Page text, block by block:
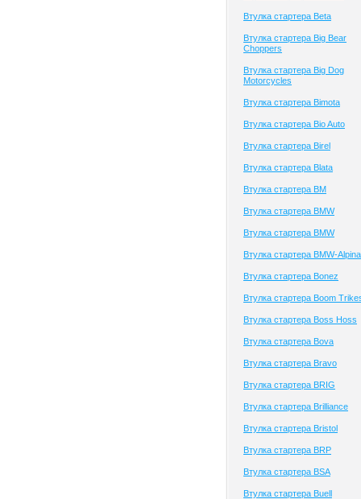
Втулка стартера Beta
Втулка стартера Big Bear
Choppers
Втулка стартера Big Dog
Motorcycles
Втулка стартера Bimota
Втулка стартера Bio Auto
Втулка стартера Birel
Втулка стартера Blata
Втулка стартера BM
Втулка стартера BMW
Втулка стартера BMW
Втулка стартера BMW-Alpina
Втулка стартера Bonez
Втулка стартера Boom
Втулка стартера Boss Hoss
Втулка стартера Bova
Втулка стартера Bravo
Втулка стартера BRIG
Втулка стартера Brilliance
Втулка стартера Bristol
Втулка стартера BRP
Втулка стартера BSA
Втулка стартера Buell